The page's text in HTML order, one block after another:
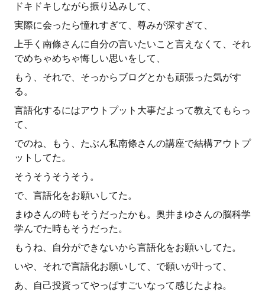
ドキドキしながら振り込みして、
実際に会ったら憧れすぎて、尊みが深すぎて、
上手く南條さんに自分の言いたいこと言えなくて、それ
でめちゃめちゃ悔しい思いをして、
もう、それで、そっからブログとかも頑張った気がす
る。
言語化するにはアウトプット大事だよって教えてもらっ
て、
でのね、もう、たぶん私南條さんの講座で結構アウトプ
ットしてた。
そうそうそうそう。
で、言語化をお願いしてた。
まゆさんの時もそうだったかも。奥井まゆさんの脳科学
学んでた時もそうだった。
もうね、自分ができないから言語化をお願いしてた。
いや、それで言語化お願いして、で願いが叶って、
あ、自己投資ってやっぱすごいなって感じたよね。